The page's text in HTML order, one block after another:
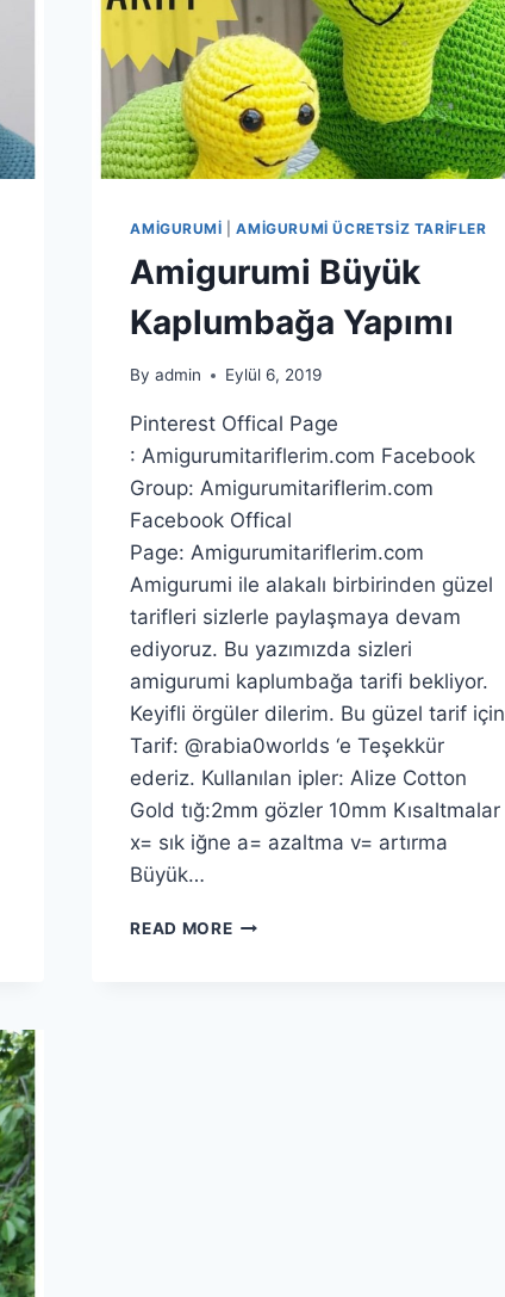
AMIGURUMI |AMIGURUMI ÜCRETSIZ TARIFLER
Amigurumi Büyük
Kaplumbağa Yapımı
By admin Eylül 6, 2019
Pinterest Offical Page
: Amigurumitariflerim.com Facebook
Group: Amigurumitariflerim.com
Facebook Offical
Page: Amigurumitariflerim.com
Amigurumi ile alakalı birbirinden güzel
tarifleri sizlerle paylaşmaya devam
ediyoruz. Bu yazımızda sizleri
amigurumi kaplumbağa tarifi bekliyor.
Keyifli örgüler dilerim. Bu güzel tarif için
Tarif: @rabia0worlds ‘e Teşekkür
ederiz. Kullanılan ipler: Alize Cotton
Gold tığ:2mm gözler 10mm Kısaltmalar
x= sık iğne a= azaltma v= artırma
Büyük…
READ MOREAMIGURUMI